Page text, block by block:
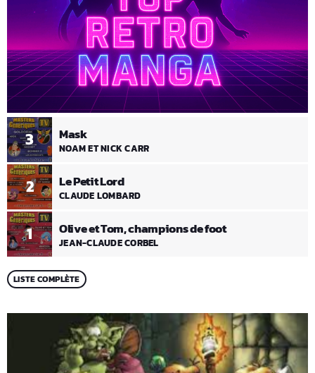
1 Olive et Tom, champions de foot
JEAN-CLAUDE CORBEL
2 Le Petit Lord
CLAUDE LOMBARD
3 Mask
NOAM ET NICK CARR
LISTE COMPLÈTE